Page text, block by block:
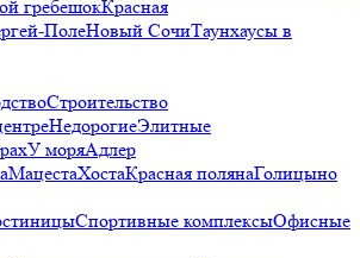
гребешокКрасная
ПолеНовый СочиТаунхаусы в
Строительство
НедорогиеЭлитные
У моряАдлер
МацестаХостаКрасная полянаГолицыно
Спортивные комплексыОфисные